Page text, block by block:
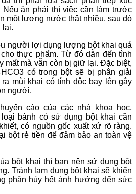
ăn phải thì việc cần làm trước
một lượng nước thật nhiều, sau đó
lại.
người lợi dụng lượng bột khai quá
thực phẩm. Từ đó dẫn đến tình
mất mà vẫn còn bị giữ lại. Đặc biệt,
có trong bột sẽ bị phân giải
mùi khai có tính độc bay lên gây
người.
cáo của các nhà khoa học,
bánh có sử dụng bột khai cần
có nguồn gốc xuất xứ rõ ràng.
bột rẻ tiền để đảm bảo an toàn vệ
bột khai thì bạn nên sử dụng bột
Tránh lạm dụng bột khai sẽ khiến
phân hủy hết ảnh hưởng đến sức